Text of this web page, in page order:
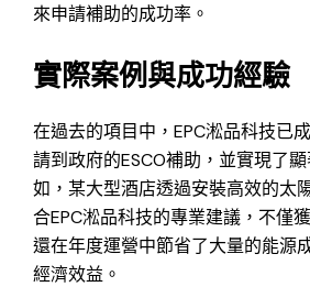
來申請補助的成功率。
實際案例與成功經驗
在過去的項目中，EPC淞品科技已
請到政府的ESCO補助，並實現了
如，某大型酒店透過安裝高效的太
合EPC淞品科技的專業建議，不僅
還在年度運營中節省了大量的能源
經濟效益。